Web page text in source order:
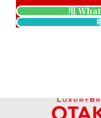
Hermes Mini Kelly
參考回收價
用